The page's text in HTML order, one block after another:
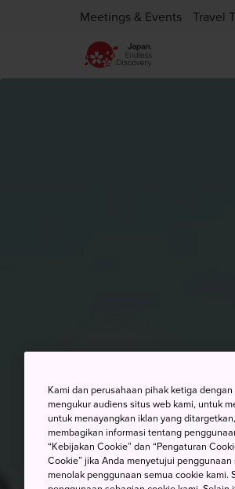
Meetings & Events Travel
Kami dan perusahaan pihak ketiga
mengukur audiens situs web kami, untuk
untuk menayangkan iklan yang
membagikan informasi tentang
“Kebijakan Cookie” dan “Pengaturan
Cookie” jika Anda menyetujui
menolak penggunaan semua cookie